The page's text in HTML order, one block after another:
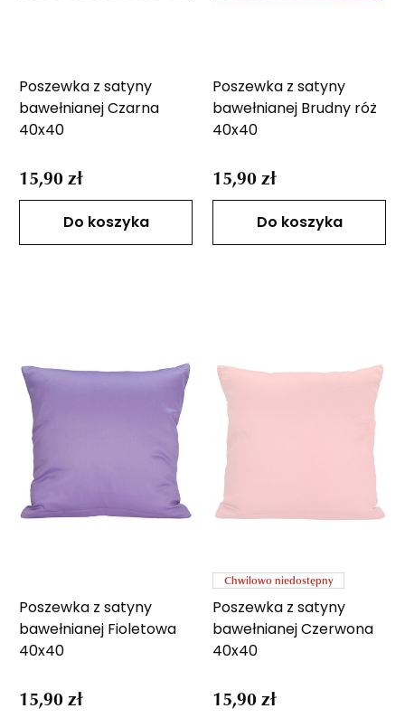
Poszewka z satyny
bawełnianej Czarna
40x40
15,90 zł
Do koszyka
Poszewka z satyny
bawełnianej Brudny róż
40x40
15,90 zł
Do koszyka
Poszewka z satyny
bawełnianej Fioletowa
40x40
15,90 zł
Chwilowo niedostępny
Poszewka z satyny
bawełnianej Czerwona
40x40
15,90 zł